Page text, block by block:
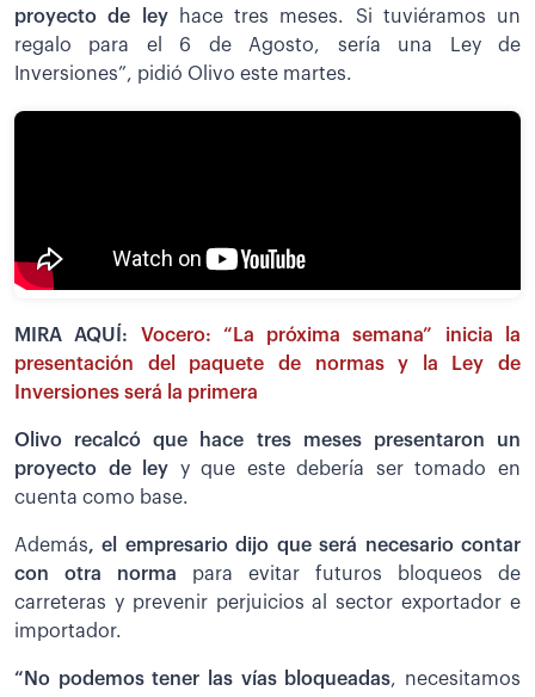
proyecto de leyhace tres meses. Si tuviéramos un
regalo para el 6 de Agosto, sería una Ley de
Inversiones”, pidió Olivo este martes.
MIRA AQUÍ: Vocero: “La próxima semana” inicia la
presentación del paquete de normas y la Ley de
Inversiones será la primera
Olivo recalcó que hace tres meses presentaron un
proyecto de ley y que este debería ser tomado en
cuenta como base.
Además, el empresario dijo que será necesario contar
con otra norma para evitar futuros bloqueos de
carreteras y prevenir perjuicios al sector exportador e
importador.
“No podemos tener las vías bloqueadas, necesitamos